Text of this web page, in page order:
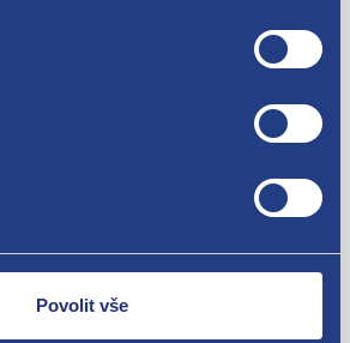
Povolit vše
, 6C1) 2009 - 2017 1.6 TDI
2008 - 2019 1.6 TDI
2004 - 2013 1.9 TDI
1.6 TDI
III 2004 - 2015 1.6 TDI
B6 2005 - 2010 1.6 TDI